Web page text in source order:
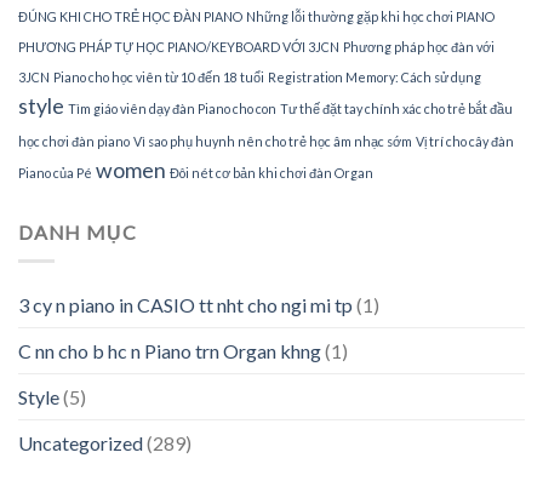
ĐÚNG KHI CHO TRẺ HỌC ĐÀN PIANO Những lỗi thường gặp khi học chơi PIANO
PHƯƠNG PHÁP TỰ HỌC PIANO/KEYBOARD VỚI 3JCN Phương pháp học đàn với
3JCN Piano cho học viên từ 10 đến 18 tuổi Registration Memory: Cách sử dụng
style Tìm giáo viên dạy đàn Piano cho con Tư thế đặt tay chính xác cho trẻ bắt đầu
học chơi đàn piano Vì sao phụ huynh nên cho trẻ học âm nhạc sớm Vị trí cho cây đàn
Piano của Pé women Đôi nét cơ bản khi chơi đàn Organ
DANH MỤC
3 cy n piano in CASIO tt nht cho ngi mi tp (1)
C nn cho b hc n Piano trn Organ khng(1)
Style(5)
Uncategorized(289)